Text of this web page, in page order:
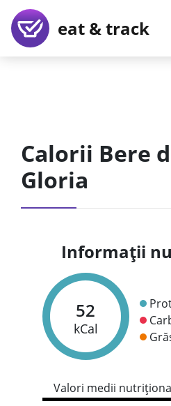
eat & track
Calorii Bere
Gloria
Informații
52
kCal
Valori medii